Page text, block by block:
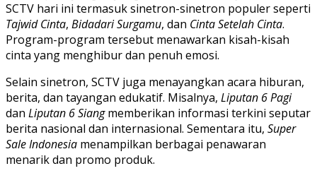
SCTV hari ini termasuk sinetron-sinetron populer seperti
Tajwid Cinta, Bidadari Surgamu, dan Cinta Setelah Cinta.
Program-program tersebut menawarkan kisah-kisah
cinta yang menghibur dan penuh emosi.
Selain sinetron, SCTV juga menayangkan acara hiburan,
berita, dan tayangan edukatif. Misalnya, Liputan 6 Pagi
dan Liputan 6 Siangmemberikan informasi terkini seputar
berita nasional dan internasional. Sementara itu, Super
Sale Indonesia menampilkan berbagai penawaran
menarik dan promo produk.